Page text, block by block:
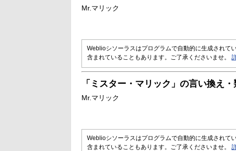
Mr.マリック
Weblioシソーラスはプログラムで自動的に生成されて
含まれていることもあります。ご了承くださいませ。
「 ミスター・マリック 」の言い換え
Mr.マリック
Weblioシソーラスはプログラムで自動的に生成されて
含まれていることもあります。ご了承くださいませ。